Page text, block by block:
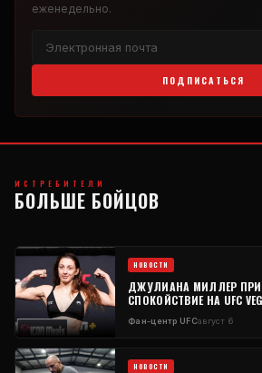
еженедельно.
ПОДПИСАТЬСЯ
ИСТРЕБИТЕЛИ
БОЛЬШЕ БОЙЦОВ
НОВОСТИ
ДЖУЛИАНА МИЛЛЕР
СПОКОЙСТВИЕ НА UFC
Фан-центр UFCавгуст 6
НОВОСТИ